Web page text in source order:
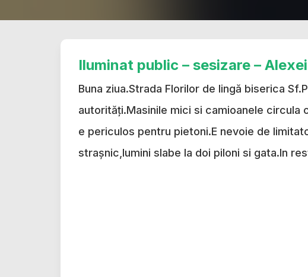
Iluminat public – sesizare – Alexei
Buna ziua.Strada Florilor de lingă biserica
autorități.Masinile mici si camioanele circula
e periculos pentru pietoni.E nevoie de
strașnic,lumini slabe la doi piloni si gata.In